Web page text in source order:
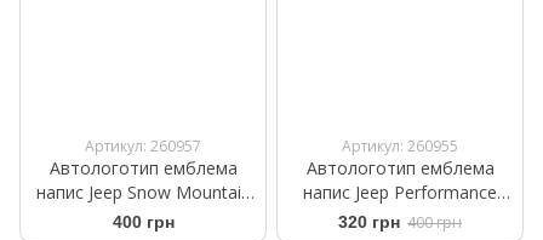
Артикул: 260957
Автологотип емблема
напис Jeep Snow Mountain
Trail Rated чорний глянець
400 грн
Артикул: 260955
Автологотип емблема
напис Jeep Performance
Parts red
320 грн 400 грн